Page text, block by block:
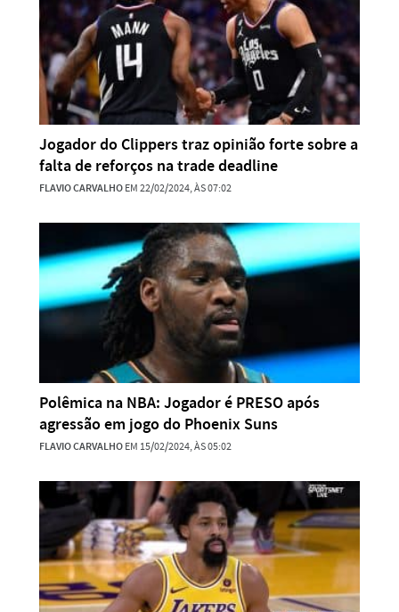
Jogador do Clippers traz opinião forte sobre a
falta de reforços na trade deadline
FLAVIO CARVALHOEM 22/02/2024, ÀS 07:02
Polêmica na NBA: Jogador é PRESO após
agressão em jogo do Phoenix Suns
FLAVIO CARVALHOEM 15/02/2024, ÀS 05:02